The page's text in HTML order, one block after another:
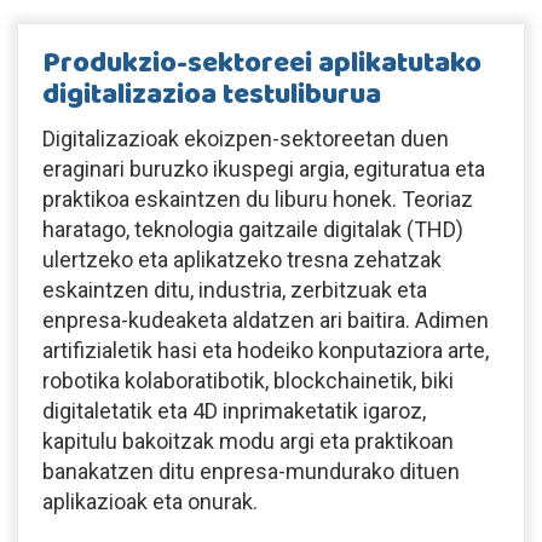
Produkzio-sektoreei aplikatutako
digitalizazioa testuliburua
Digitalizazioak ekoizpen-sektoreetan duen
eraginari buruzko ikuspegi argia, egituratua eta
praktikoa eskaintzen du liburu honek. Teoriaz
haratago, teknologia gaitzaile digitalak (THD)
ulertzeko eta aplikatzeko tresna zehatzak
eskaintzen ditu, industria, zerbitzuak eta
enpresa-kudeaketa aldatzen ari baitira. Adimen
artifizialetik hasi eta hodeiko konputaziora arte,
robotika kolaboratibotik, blockchainetik, biki
digitaletatik eta 4D inprimaketatik igaroz,
kapitulu bakoitzak modu argi eta praktikoan
banakatzen ditu enpresa-mundurako dituen
aplikazioak eta onurak.